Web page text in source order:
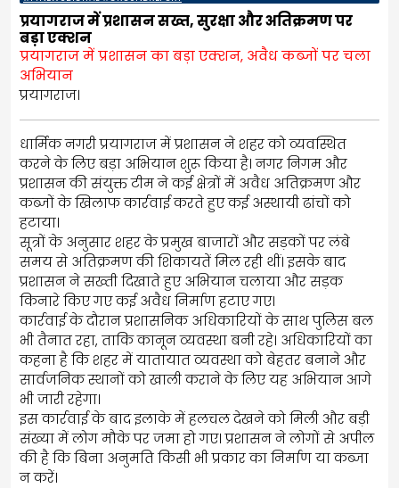
प्रयागराज में प्रशासन सख्त, सुरक्षा और अतिक्रमण पर
बड़ा एक्शन
प्रयागराज में प्रशासन का बड़ा एक्शन, अवैध कब्जों पर चला
अभियान
प्रयागराज।
धार्मिक नगरी प्रयागराज में प्रशासन ने शहर को व्यवस्थित
करने के लिए बड़ा अभियान शुरू किया है। नगर निगम और
प्रशासन की संयुक्त टीम ने कई क्षेत्रों में अवैध अतिक्रमण और
कब्जों के खिलाफ कार्रवाई करते हुए कई अस्थायी ढांचों को
हटाया।
सूत्रों के अनुसार शहर के प्रमुख बाजारों और सड़कों पर लंबे
समय से अतिक्रमण की शिकायतें मिल रही थीं। इसके बाद
प्रशासन ने सख्ती दिखाते हुए अभियान चलाया और सड़क
किनारे किए गए कई अवैध निर्माण हटाए गए।
कार्रवाई के दौरान प्रशासनिक अधिकारियों के साथ पुलिस बल
भी तैनात रहा, ताकि कानून व्यवस्था बनी रहे। अधिकारियों का
कहना है कि शहर में यातायात व्यवस्था को बेहतर बनाने और
सार्वजनिक स्थानों को खाली कराने के लिए यह अभियान आगे
भी जारी रहेगा।
इस कार्रवाई के बाद इलाके में हलचल देखने को मिली और बड़ी
संख्या में लोग मौके पर जमा हो गए। प्रशासन ने लोगों से अपील
की है कि बिना अनुमति किसी भी प्रकार का निर्माण या कब्जा
न करें।